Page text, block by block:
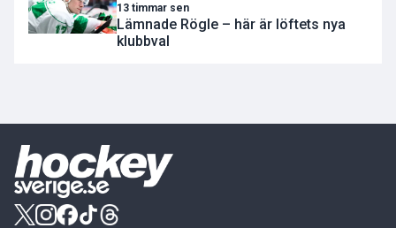
13 timmar sen
Lämnade Rögle – här är löftets nya
klubbval